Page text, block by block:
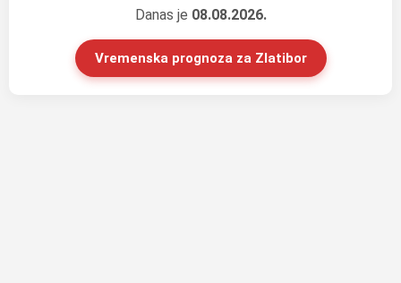
Danas je 08.08.2026.
Vremenska prognoza za Zlatibor